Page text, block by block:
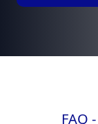
FAQ